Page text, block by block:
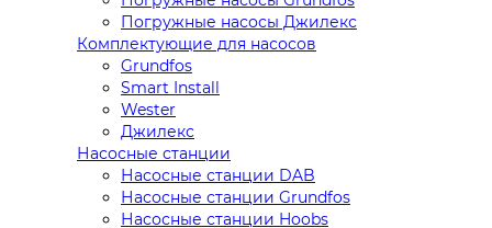
Погружные насосы Джилекс
Комплектующие для насосов
Grundfos
Smart Install
Wester
Джилекс
Насосные станции
Насосные станции DAB
Насосные станции Grundfos
Насосные станции Hoobs